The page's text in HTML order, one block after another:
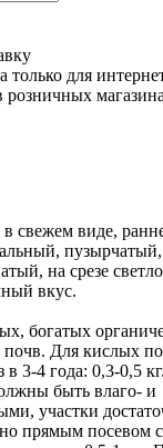
только для
розничных
свежем виде,
пузырчатый,
на срезе
вкус.
богатых
Для кислых
в 3-4 года: 0,3-0,5
быть влаго- и
участки
прямым посевом